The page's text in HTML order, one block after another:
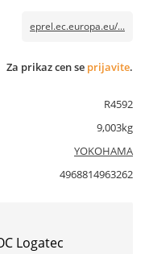
eprel.ec.europa.eu/...
Za prikaz cen se prijavite.
R4592
9,003kg
YOKOHAMA
4968814963262
Logatec